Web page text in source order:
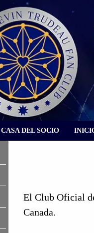
CASA DEL SOCIO
El Club Oficial
Canada.